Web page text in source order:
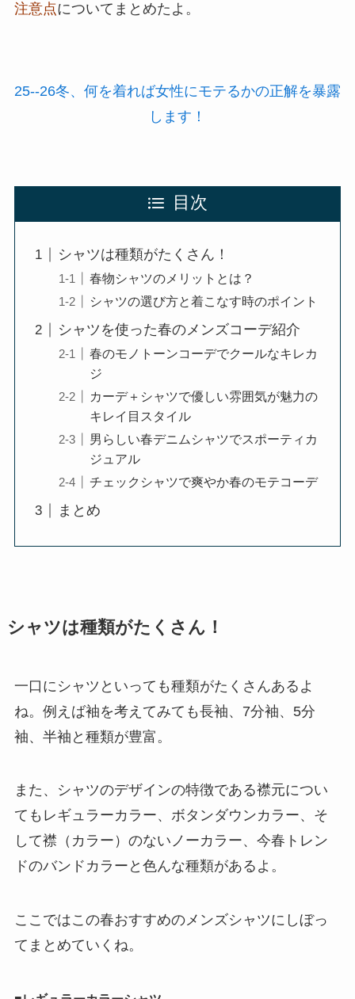
注意点についてまとめたよ。
25--26冬、何を着れば女性にモテるかの正解を暴露
します！
目次
シャツは種類がたくさん！
春物シャツのメリットとは？
シャツの選び方と着こなす時のポイント
シャツを使った春のメンズコーデ紹介
春のモノトーンコーデでクールなキレカ
ジ
カーデ＋シャツで優しい雰囲気が魅力の
キレイ目スタイル
男らしい春デニムシャツでスポーティカ
ジュアル
チェックシャツで爽やか春のモテコーデ
まとめ
シャツは種類がたくさん！
一口にシャツといっても種類がたくさんあるよ
ね。例えば袖を考えてみても長袖、7分袖、5分
袖、半袖と種類が豊富。
また、シャツのデザインの特徴である襟元につい
てもレギュラーカラー、ボタンダウンカラー、そ
して襟（カラー）のないノーカラー、今春トレン
ドのバンドカラーと色んな種類があるよ。
ここではこの春おすすめのメンズシャツにしぼっ
てまとめていくね。